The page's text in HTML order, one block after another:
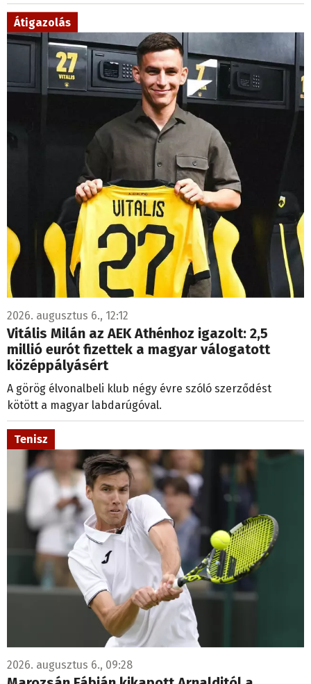
Átigazolás
2026. augusztus 6., 12:12
Vitális Milán az AEK Athénhoz igazolt: 2,5
millió eurót fizettek a magyar válogatott
középpályásért
A görög élvonalbeli klub négy évre szóló szerződést
kötött a magyar labdarúgóval.
Tenisz
2026. augusztus 6., 09:28